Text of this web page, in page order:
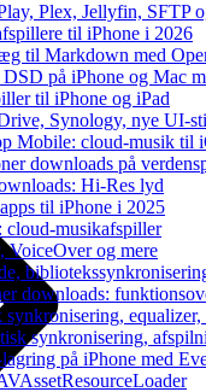
Plex, Jellyfin, SFTP
til iPhone i 2026
til Markdown med
på iPhone og Mac
til iPhone og iPad
Synology, nye UI-
Mobile: cloud-musik til
downloads på
Hi-Res lyd
til iPhone i 2025
cloud-musikafspiller
VoiceOver og mere
downloads:
synkronisering,
på iPhone med